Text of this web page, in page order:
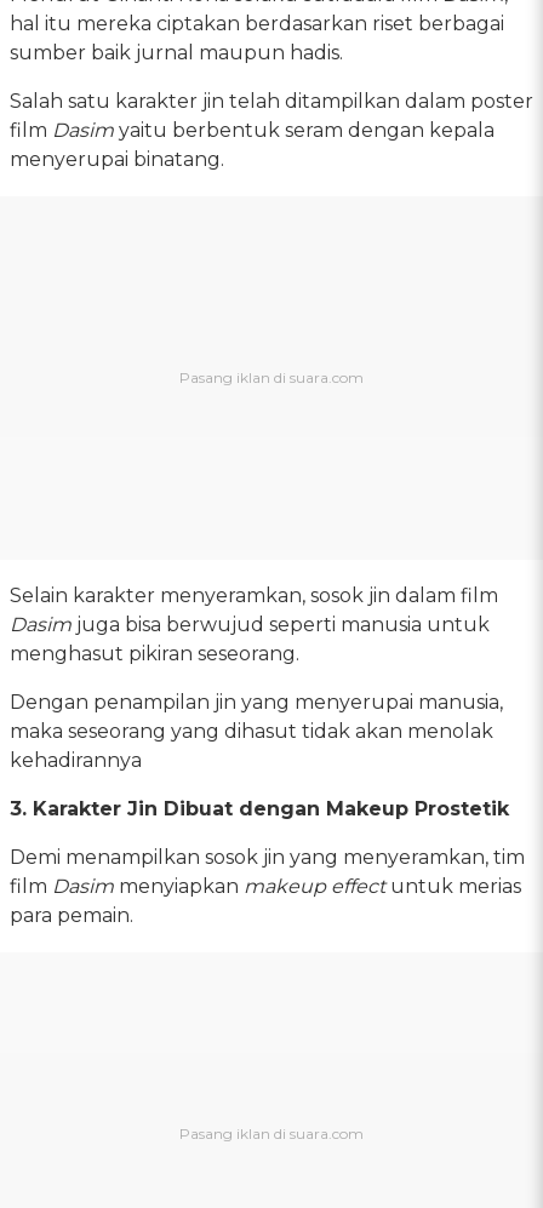
hal itu mereka ciptakan berdasarkan riset berbagai
sumber baik jurnal maupun hadis.
Salah satu karakter jin telah ditampilkan dalam poster
film Dasim yaitu berbentuk seram dengan kepala
menyerupai binatang.
Selain karakter menyeramkan, sosok jin dalam film
Dasim juga bisa berwujud seperti manusia untuk
menghasut pikiran seseorang.
Dengan penampilan jin yang menyerupai manusia,
maka seseorang yang dihasut tidak akan menolak
kehadirannya
3. Karakter Jin Dibuat dengan Makeup Prostetik
Demi menampilkan sosok jin yang menyeramkan, tim
film Dasim menyiapkan makeup effectuntuk merias
para pemain.